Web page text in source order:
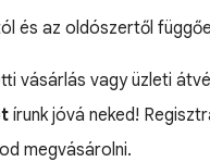
és az oldószertől
vásárlás vagy üzleti
írunk jóvá neked!
megvásárolni.